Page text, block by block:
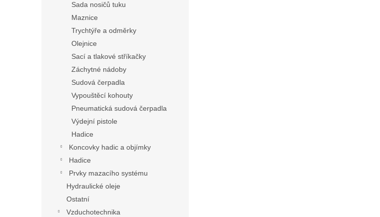
Sada nosičů tuku
Maznice
Trychtýře a odměrky
Olejnice
Sací a tlakové stříkačky
Záchytné nádoby
Sudová čerpadla
Vypouštěcí kohouty
Pneumatická sudová čerpadla
Výdejní pistole
Hadice
Koncovky hadic a objímky
Hadice
Prvky mazacího systému
Hydraulické oleje
Ostatní
Vzduchotechnika